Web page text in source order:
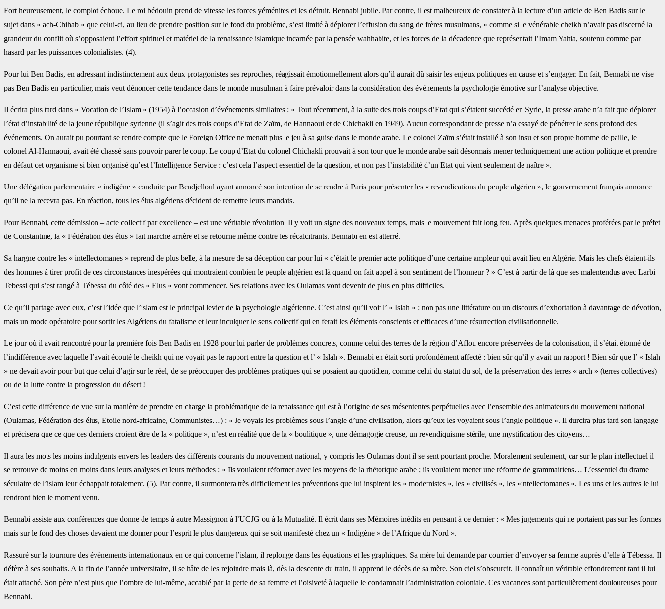
Fort heureusement, le complot échoue. Le roi bédouin prend de vitesse les forces yéménites ‎et les détruit. Bennabi jubile. Par contre, il est malheureux de constater à la lecture d’un ‎article de Ben Badis sur le
sujet dans « ach-Chihab » que celui-ci, au lieu de prendre position ‎sur le fond du problème, s’est limité à déplorer l’effusion du sang de frères musulmans, ‎‎« comme si le vénérable cheikh n’avait pas discerné la
grandeur du conflit où s’opposaient ‎l’effort spirituel et matériel de la renaissance islamique incarnée par la pensée wahhabite, ‎et les forces de la décadence que représentait l’Imam Yahia, soutenu comme par
hasard par ‎les puissances colonialistes. (4).‎
Pour lui Ben Badis, en adressant indistinctement aux deux protagonistes ses reproches, ‎réagissait émotionnellement alors qu’il aurait dû saisir les enjeux politiques en cause et ‎s’engager. En fait, Bennabi ne vise
pas Ben Badis en particulier, mais veut dénoncer cette ‎tendance dans le monde musulman à faire prévaloir dans la considération des événements ‎la psychologie émotive sur l’analyse objective. ‎
Il écrira plus tard dans « Vocation de l’Islam » (1954) à l’occasion d’événements similaires : ‎‎« Tout récemment, à la suite des trois coups d’Etat qui s’étaient succédé en Syrie, la presse ‎arabe n’a fait que déplorer
l’état d’instabilité de la jeune république syrienne (il s’agit des ‎trois coups d’Etat de Zaïm, de Hannaoui et de Chichakli en 1949). Aucun correspondant de ‎presse n’a essayé de pénétrer le sens profond des
événements. On aurait pu pourtant se ‎rendre compte que le Foreign Office ne menait plus le jeu à sa guise dans le monde arabe. ‎Le colonel Zaïm s’était installé à son insu et son propre homme de paille, le
colonel Al-‎Hannaoui, avait été chassé sans pouvoir parer le coup. Le coup d’Etat du colonel Chichakli ‎prouvait à son tour que le monde arabe sait désormais mener techniquement une action ‎politique et prendre
en défaut cet organisme si bien organisé qu’est l’Intelligence Service : ‎c’est cela l’aspect essentiel de la question, et non pas l’instabilité d’un Etat qui vient ‎seulement de naître ».‎
Une délégation parlementaire « indigène » conduite par Bendjelloul ayant annoncé son ‎intention de se rendre à Paris pour présenter les « revendications du peuple algérien », le ‎gouvernement français annonce
qu’il ne la recevra pas. En réaction, tous les élus algériens ‎décident de remettre leurs mandats. ‎
Pour Bennabi, cette démission – acte collectif par excellence – est une véritable révolution. Il ‎y voit un signe des nouveaux temps, mais le mouvement fait long feu. Après quelques ‎menaces proférées par le préfet
de Constantine, la « Fédération des élus » fait marche ‎arrière et se retourne même contre les récalcitrants. Bennabi en est atterré. ‎
Sa hargne contre les « intellectomanes » reprend de plus belle, à la mesure de sa déception ‎car pour lui « c’était le premier acte politique d’une certaine ampleur qui avait lieu en ‎Algérie. Mais les chefs étaient-ils
des hommes à tirer profit de ces circonstances inespérées ‎qui montraient combien le peuple algérien est là quand on fait appel à son sentiment de ‎l’honneur ? » C’est à partir de là que ses malentendus avec Larbi
Tebessi qui s’est rangé à ‎Tébessa du côté des « Elus » vont commencer. Ses relations avec les Oulamas vont devenir ‎de plus en plus difficiles. ‎
Ce qu’il partage avec eux, c’est l’idée que l’islam est le principal levier de la psychologie ‎algérienne. C’est ainsi qu’il voit l’ « Islah » : non pas une littérature ou un discours ‎d’exhortation à davantage de dévotion,
mais un mode opératoire pour sortir les Algériens du ‎fatalisme et leur inculquer le sens collectif qui en ferait les éléments conscients et efficaces ‎d’une résurrection civilisationnelle. ‎
Le jour où il avait rencontré pour la première fois Ben Badis en 1928 pour lui parler de ‎problèmes concrets, comme celui des terres de la région d’Aflou encore préservées de la ‎colonisation, il s’était étonné de
l’indifférence avec laquelle l’avait écouté le cheikh qui ne ‎voyait pas le rapport entre la question et l’ « Islah ». Bennabi en était sorti profondément ‎affecté : bien sûr qu’il y avait un rapport ! Bien sûr que l’ « Islah
» ne devait avoir pour but ‎que celui d’agir sur le réel, de se préoccuper des problèmes pratiques qui se posaient au ‎quotidien, comme celui du statut du sol, de la préservation des terres « arch » (terres ‎collectives)
ou de la lutte contre la progression du désert ! ‎
C’est cette différence de vue sur la manière de prendre en charge la problématique de la ‎renaissance qui est à l’origine de ses mésententes perpétuelles avec l’ensemble des ‎animateurs du mouvement national
(Oulamas, Fédération des élus, Etoile nord-africaine, ‎Communistes…) : « Je voyais les problèmes sous l’angle d’une civilisation, alors qu’eux les ‎voyaient sous l’angle politique ». Il durcira plus tard son langage
et précisera que ce que ces ‎derniers croient être de la « politique », n’est en réalité que de la « boulitique », une ‎démagogie creuse, un revendiquisme stérile, une mystification des citoyens… ‎
Il aura les mots les moins indulgents envers les leaders des différents courants du ‎mouvement national, y compris les Oulamas dont il se sent pourtant proche. Moralement ‎seulement, car sur le plan intellectuel il
se retrouve de moins en moins dans leurs analyses ‎et leurs méthodes : « Ils voulaient réformer avec les moyens de la rhétorique arabe ; ils ‎voulaient mener une réforme de grammairiens… L’essentiel du drame
séculaire de l’islam ‎leur échappait totalement. (5). Par contre, il surmontera très difficilement les préventions ‎que lui inspirent les « modernistes », les « civilisés », les «intellectomanes ». Les uns et les ‎autres le lui
rendront bien le moment venu.‎
Bennabi assiste aux conférences que donne de temps à autre Massignon à l’UCJG ou à la ‎Mutualité. Il écrit dans ses Mémoires inédits en pensant à ce dernier : « Mes jugements qui ‎ne portaient pas sur les formes
mais sur le fond des choses devaient me donner pour l’esprit ‎le plus dangereux qui se soit manifesté chez un « Indigène » de l’Afrique du Nord ». ‎
Rassuré sur la tournure des évènements internationaux en ce qui concerne l’islam, il ‎replonge dans les équations et les graphiques. Sa mère lui demande par courrier d’envoyer ‎sa femme auprès d’elle à Tébessa. Il
défère à ses souhaits. A la fin de l’année universitaire, il ‎se hâte de les rejoindre mais là, dès la descente du train, il apprend le décès de sa mère. ‎Son ciel s’obscurcit. Il connaît un véritable effondrement tant il lui
était attaché. Son père ‎n’est plus que l’ombre de lui-même, accablé par la perte de sa femme et l’oisiveté à ‎laquelle le condamnait l’administration coloniale. Ces vacances sont particulièrement ‎douloureuses pour
Bennabi. ‎